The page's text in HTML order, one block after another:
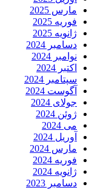
مارس 2025
فوریه 2025
ژانویه 2025
دسامبر 2024
نوامبر 2024
اکتبر 2024
سپتامبر 2024
آگوست 2024
جولای 2024
ژوئن 2024
می 2024
آوریل 2024
مارس 2024
فوریه 2024
ژانویه 2024
دسامبر 2023